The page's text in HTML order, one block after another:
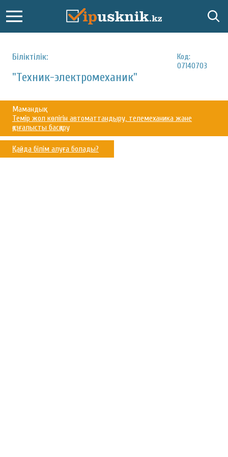
Біліктілік:
Код:
07140703
"Техник-электромеханик"
Мамандық:
Темір жол көлігін автоматтандыру, телемеханика және
қозғалысты басқару
Қайда білім алуға болады?